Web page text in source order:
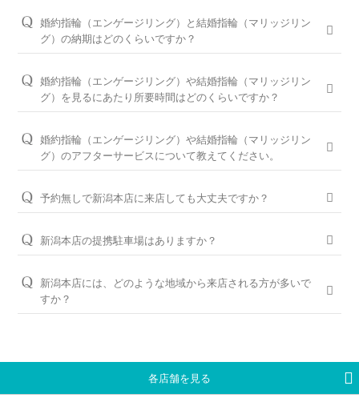
※ホームページで掲載しているのは一部の商品です。
結婚指輪の閲覧人気ランキングはこちら
ンシェルジュが、普段のイメージやライフスタイル、ご予算等
をお伺いして、ダイヤモンドとデザインをご提案させていただ
きます。
お客様に寄り添い続けてきた銀座ダイヤモンドシライシだから
こそ、骨格×指輪診断で似合うと好きを同時に叶えるパーフェ
クトフィットカウンセリングもございます。銀座ダイヤモンド
ートさせていただきますのでご安心ください。
パーフェクトフィットカウンセリングは全店でお受けできます
パーフェクトフィットカウンセリングと銀座ダイヤモンド
婚約指輪（エンゲージリング）と結婚指輪（マリッジリン
グ）の納期はどのくらいですか？
ステムのため、ご注文いただいてから概ね1か月～2ヶ月程いた
だいております。婚約指輪をプロポーズの際に贈られる場合
は、予定日の2～3ヶ月程前、結婚指輪をご入籍や両家顔合わせ
に余裕を持ってご準備いただくと安心です。
お急ぎの場合はコンシェルジュにご相談ください。
婚約指輪（エンゲージリング）や結婚指輪（マリッジリン
グ）を見るにあたり所要時間はどのくらいですか？
案内が可能ですのでお気軽にお申し付けください。
ご来店予約はこちら
婚約指輪（エンゲージリング）や結婚指輪（マリッジリン
グ）のアフターサービスについて教えてください。
ただけるように、無期限メンテナンスを何度でもお受けできる
「永久保証サービス」を、全国の店舗にてご提供しておりま
お近くの銀座ダイヤモンドシライシの店舗へお気軽にご相談く
ださい。
＜銀座ダイヤモンドシライシの永久保証内容＞
「サイズ直し」「歪み直し」「石揺れ補修」「店頭クリーニン
グ」「再つや消し加工」「再ナノジュエリーコート加工」「レ
「新品交換（有料）」などがあります。
永久保証サービスについて
予約無しで新潟本店に来店しても大丈夫ですか？
WEBでの来店予約がおすすめです。
ジリング）・結婚指輪（マリッジリング）を試着頂いたお客様
には3,000円分のギフトカードをプレゼントしております。
お伝えいただくとスムーズにご案内が可能です。
新潟本店の提携駐車場はありますか？
場と提携しております。
※当店ご滞在時間（上限2時間）の無料駐車券発行
新潟本店には、どのような地域から来店される方が多いで
すか？
各店舗を見る